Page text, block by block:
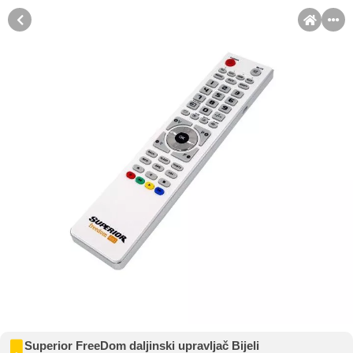
Superior FreeDom daljinski upravljač Bijeli
Račun
Kupovina na rate
Sve je lakše kad se podijeli!
Kupovinu na rate možete obaviti ukoliko posjedujete jednu od